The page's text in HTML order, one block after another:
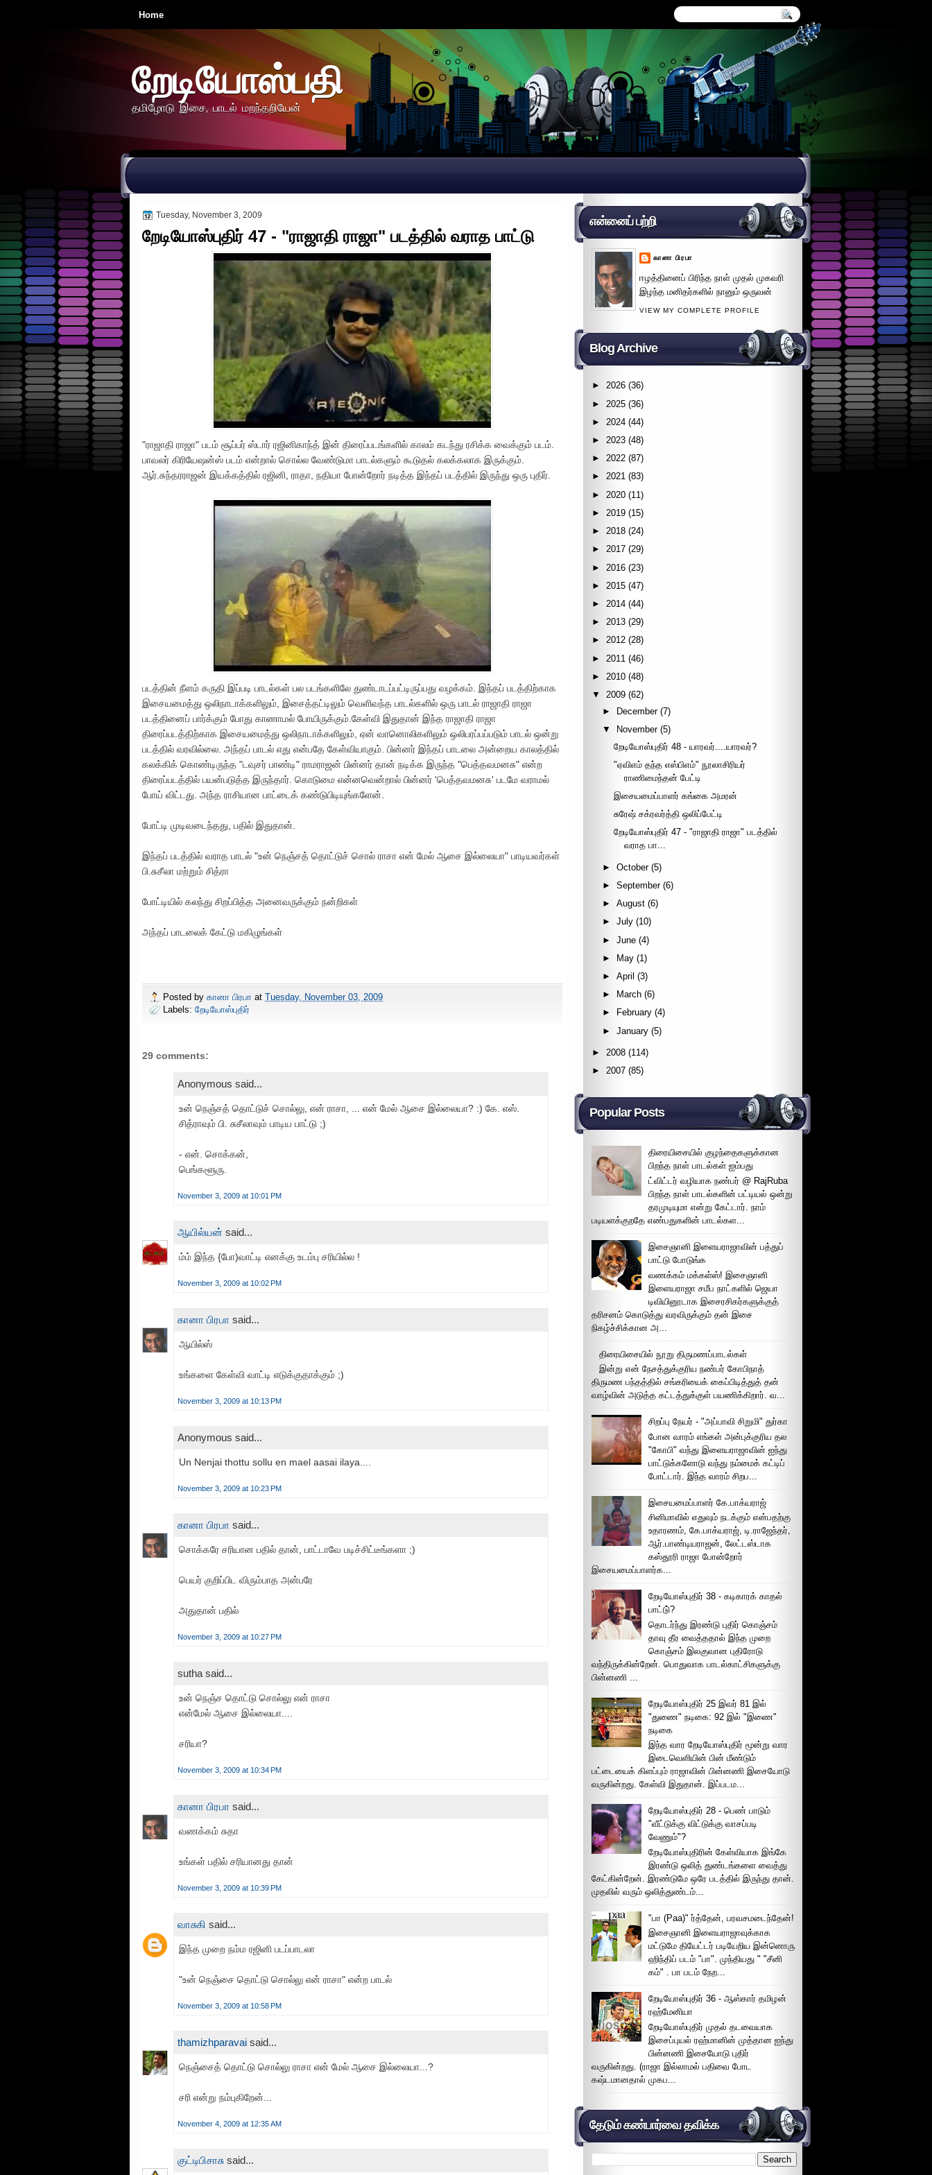
Home
றேடியோஸ்பதி
தமிழோடு இசை, பாடல் மறந்தறியேன்
Tuesday, November 3, 2009
றேடியோஸ்புதிர் 47 - "ராஜாதி ராஜா" படத்தில் வராத பாட்டு
"ராஜாதி ராஜா" படம் சூப்பர் ஸ்டார் ரஜினிகாந்த் இன் திரைப்படங்களில் காலம் கடந்து ரசிக்க வைக்கும் படம்.
பாவலர் கிரியேஷன்ஸ் படம் என்றால் சொல்ல வேண்டுமா பாடல்களும் கூடுதல் கலக்கலாக இருக்கும்.
ஆர்.சுந்தரராஜன் இயக்கத்தில் ரஜினி, ராதா, நதியா போன்றோர் நடித்த இந்தப் படத்தில் இருந்து ஒரு புதிர்.
படத்தின் நீளம் கருதி இப்படி பாடல்கள் பல படங்களிலே துண்டாடப்பட்டிருப்பது வழக்கம். இந்தப் படத்திற்காக
இசையமைத்து ஒலிநாடாக்களிலும், இசைத்தட்டிலும் வெளிவந்த பாடல்களில் ஒரு பாடல் ராஜாதி ராஜா
படத்தினைப் பார்க்கும் போது காணாமல் போயிருக்கும்.கேள்வி இதுதான் இந்த ராஜாதி ராஜா
திரைப்படத்திற்காக இசையமைத்து ஒலிநாடாக்களிலும், ஏன் வானொலிகளிலும் ஒலிபரப்பப்படும் பாடல் ஒன்று
படத்தில் வரவில்லை. அந்தப் பாடல் எது என்பதே கேள்வியாகும். பின்னர் இந்தப் பாடலை அன்றைய காலத்தில்
கலக்கிக் கொண்டிருந்த "டவுசர் பாண்டி" ராமராஜன் பின்னர் தான் நடிக்க இருந்த "பெத்தவமனசு" என்ற
திரைப்படத்தில் பயன்படுத்த இருந்தார். கொடுமை என்னவென்றால் பின்னர் 'பெத்தவமனசு' படமே வராமல்
போய் விட்டது. அந்த ராசியான பாட்டைக் கண்டுபிடியுங்களேன்.
போட்டி முடிவடைந்தது, பதில் இதுதான்.
இந்தப் படத்தில் வராத பாடல் "உன் நெஞ்சத் தொட்டுச் சொல் ராசா என் மேல் ஆசை இல்லையா" பாடியவர்கள்
பி.சுசீலா மற்றும் சித்ரா
போட்டியில் கலந்து சிறப்பித்த அனைவருக்கும் நன்றிகள்
அந்தப் பாடலைக் கேட்டு மகிழுங்கள்
Posted by கானா பிரபா at Tuesday, November 03, 2009
Labels: றேடியோஸ்புதிர்
29 comments:
Anonymous said...
உன் நெஞ்சத் தொட்டுச் சொல்லு, என் ராசா, ... என் மேல் ஆசை இல்லையா? :) கே. எஸ்.
சித்ராவும் பி. சுசீலாவும் பாடிய பாட்டு ;)
- என். சொக்கன்,
பெங்களூரு.
November 3, 2009 at 10:01 PM
ஆயில்யன் said...
ம்ம் இந்த {போ)வாட்டி எனக்கு உடம்பு சரியில்ல !
November 3, 2009 at 10:02 PM
கானா பிரபா said...
ஆயில்ஸ்
உங்களை கேள்வி வாட்டி எடுக்குதாக்கும் ;)
November 3, 2009 at 10:13 PM
Anonymous said...
Un Nenjai thottu sollu en mael aasai ilaya....
November 3, 2009 at 10:23 PM
கானா பிரபா said...
சொக்கரே சரியான பதில் தான், பாட்டாவே படிச்சிட்டீங்களா ;)
பெயர் குறிப்பிட விரும்பாத அன்பரே
அதுதான் பதில்
November 3, 2009 at 10:27 PM
sutha said...
உன் நெஞ்ச தொட்டு சொல்லு என் ராசா
என்மேல் ஆசை இல்லையா....
சரியா?
November 3, 2009 at 10:34 PM
கானா பிரபா said...
வணக்கம் சுதா
உங்கள் பதில் சரியானது தான்
November 3, 2009 at 10:39 PM
வாசுகி said...
இந்த முறை நம்ம ரஜினி படப்பாடலா
"உன் நெஞ்சை தொட்டு சொல்லு என் ராசா" என்ற பாடல்
November 3, 2009 at 10:58 PM
thamizhparavai said...
நெஞ்சைத் தொட்டு சொல்லு ராசா என் மேல் ஆசை இல்லையா...?
சரி என்று நம்புகிறேன்...
November 4, 2009 at 12:35 AM
குட்டிபிசாசு said...
என்னைப் பற்றி
கானா பிரபா
ஈழத்தினைப் பிரிந்த நாள் முதல் முகவரி
இழந்த மனிதர்களில் நானும் ஒருவன்
VIEW MY COMPLETE PROFILE
Blog Archive
► 2026 (36)
► 2025 (36)
► 2024 (44)
► 2023 (48)
► 2022 (87)
► 2021 (83)
► 2020 (11)
► 2019 (15)
► 2018 (24)
► 2017 (29)
► 2016 (23)
► 2015 (47)
► 2014 (44)
► 2013 (29)
► 2012 (28)
► 2011 (46)
► 2010 (48)
▼
2009 (62)
►
December (7)
▼
November (5)
றேடியோஸ்புதிர் 48 - யாரவர்....யாரவர்?
"ஏவிஎம் தந்த எஸ்பிஎம்" நூலாசிரியர்
ராணிமைந்தன் பேட்டி
இசையமைப்பாளர் கங்கை அமரன்
சுரேஷ் சக்ரவர்த்தி ஒலிப்பேட்டி
றேடியோஸ்புதிர் 47 - "ராஜாதி ராஜா" படத்தில்
வராத பா...
►October (5)
►September (6)
►August (6)
►July (10)
►June (4)
►
May (1)
►April (3)
►
March (6)
►
February (4)
►January (5)
► 2008 (114)
► 2007 (85)
Popular Posts
திரையிசையில் குழந்தைகளுக்கான
பிறந்த நாள் பாடல்கள் ஐம்பது
ட்விட்டர் வழியாக நண்பர் @ RajRuba
பிறந்த நாள் பாடல்களின் பட்டியல் ஒன்று
தரமுடியுமா என்று கேட்டார். நாம்
படியளக்குறதே எண்பதுகளின் பாடல்கள...
இசைஞானி இளையராஜாவின் பத்துப்
பாட்டு போடுங்க
வணக்கம் மக்கள்ஸ்! இசைஞானி
இளையராஜா சமீப நாட்களில் ஜெயா
டிவியினூடாக இசைரசிகர்களுக்குத்
தரிசனம் கொடுத்து வரவிருக்கும் தன் இசை
நிகழ்ச்சிக்கான அ...
திரையிசையில் நூறு திருமணப்பாடல்கள்
இன்று என் நேசத்துக்குரிய நண்பர் கோபிநாத்
திருமண பந்தத்தில் சங்கரியைக் கைப்பிடித்துத் தன்
வாழ்வின் அடுத்த கட்டத்துக்குள் பயணிக்கிறார். வ...
சிறப்பு நேயர் - "அப்பாவி சிறுமி" துர்கா
போன வாரம் எங்கள் அன்புக்குரிய தல
"கோபி" வந்து இளையராஜாவின் ஐந்து
பாட்டுக்களோடு வந்து நம்மைக் கட்டிப்
போட்டார். இந்த வாரம் சிறப...
இசையமைப்பாளர் கே.பாக்யராஜ்
சினிமாவில் எதுவும் நடக்கும் என்பதற்கு
உதாரணம், கே.பாக்யராஜ், டி.ராஜேந்தர்,
ஆர்.பாண்டியராஜன், லேட்டஸ்டாக
கஸ்தூரி ராஜா போன்றோர்
இசையமைப்பாளர்க...
றேடியோஸ்புதிர் 38 - கடிகாரக் காதல்
பாட்டு்?
தொடர்ந்து இரண்டு புதிர் கொஞ்சம்
தாவு தீர வைத்ததால் இந்த முறை
கொஞ்சம் இலகுவான புதிரோடு
வந்திருக்கின்றேன். பொதுவாக பாடல்காட்சிகளுக்கு
பின்னணி ...
றேடியோஸ்புதிர் 25 இவர் 81 இல்
"துணை" நடிகை: 92 இல் "இணை"
நடிகை
இந்த வார றேடியோஸ்புதிர் மூன்று வார
இடைவெளியின் பின் மீண்டும்
பட்டையைக் கிளப்பும் ராஜாவின் பின்னணி இசையோடு
வருகின்றது. கேள்வி இதுதான். இப்படம...
றேடியோஸ்புதிர் 28 - பெண் பாடும்
"வீட்டுக்கு விட்டுக்கு வாசப்படி
வேணும்"?
றேடியோஸ்புதிரின் கேள்வியாக இங்கே
இரண்டு ஒலித் துண்டங்களை வைத்து
கேட்கின்றேன். இரண்டுமே ஒரே படத்தில் இருந்து தான்.
முதலில் வரும் ஒலித்துண்டம்...
"பா (Paa)" ர்த்தேன், பரவசமடைந்தேன்!
இசைஞானி இளையராஜாவுக்காக
மட்டுமே தியேட்டர் படியேறிய இன்னொரு
ஹிந்திப் படம் "பா". முந்தியது " "சீனி
கம்" . பா படம் நேற...
றேடியோஸ்புதிர் 36 - ஆஸ்கார் தமிழன்
ரஹ்மேனியா
றேடியோஸ்புதிர் முதல் தடவையாக
இசைப்புயல் ரஹ்மானின் முத்தான ஐந்து
பின்னணி இசையோடு புதிர்
வருகின்றது. (ராஜா இல்லாமல் பதிவை போட
கஷ்டமானதால் முகப...
தேடும் கண்பார்வை தவிக்க